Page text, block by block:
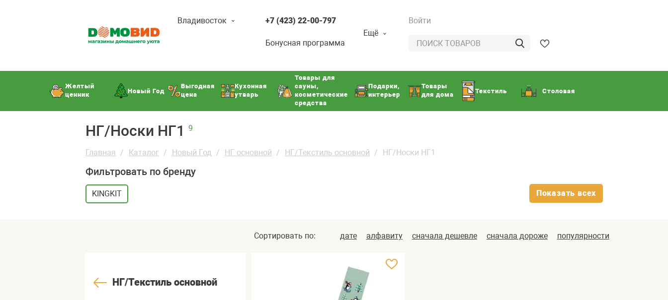
Владивосток +7 (423) 22-00-797
Бонусная программа
Ещё
Войти
Желтый
ценник
Новый Год
Выгодная
цена
Кухонная
утварь
Товары для
сауны,
косметические
средства
Подарки,
интерьер
Товары
для дома
Текстиль Столовая
НГ/Носки НГ19
Главная Каталог Новый Год НГ основной НГ/Текстиль основной НГ/Носки НГ1
Фильтровать по бренду
KINGKIT Показать всех
Сортировать по: дате алфавиту сначала дешевле сначала дороже популярности
НГ/Текстиль основной